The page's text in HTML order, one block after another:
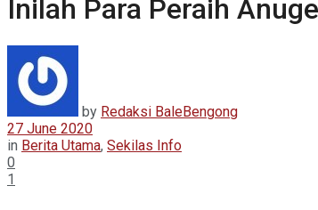
Inilah Para Peraih
by Redaksi BaleBengong
27 June 2020
in Berita Utama, Sekilas Info
0
1